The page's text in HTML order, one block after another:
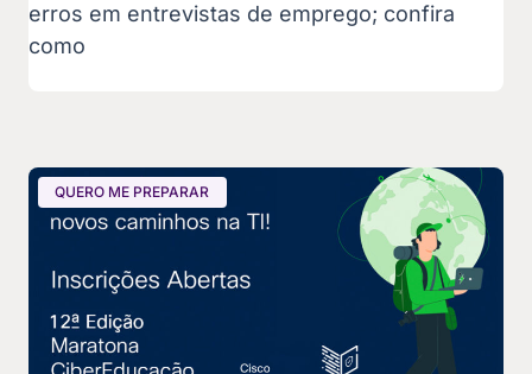
erros em entrevistas de emprego; confira
como
QUERO ME PREPARAR